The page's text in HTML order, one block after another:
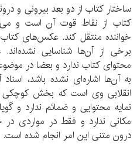
ساختار کتاب از دو بعد بیرونی و
کتاب از نقاط قوت آن است و
خواننده منتقل کند. عکس‌های
برخی از آن‌ها شناسایی
محتوای کتاب ندارد و بعضا در
به آن‌ها اشاره‌ای نشده باشد،
انقلابی وی است که بخش
نمایه محتوایی و ضمائم ندارد و
مکانی ندارد و فقط در مواردی
درون متنی این امر انجام شده است.